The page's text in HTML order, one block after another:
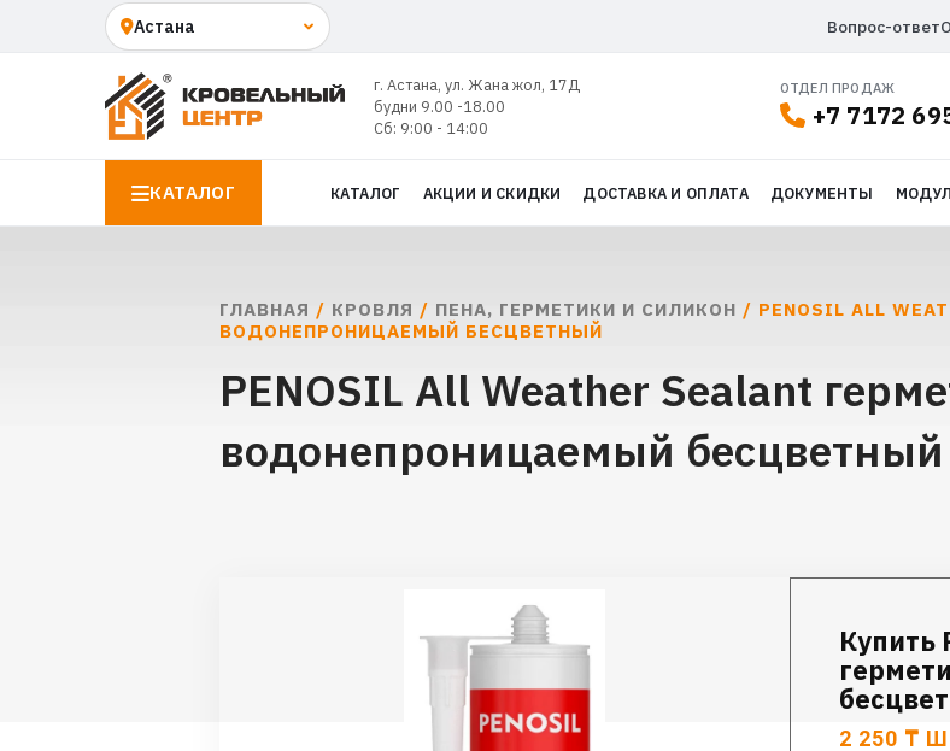
Вопрос-ответ
г. Астана, ул. Жана жол, 17Д
будни 9.00 -18.00
Сб: 9:00 - 14:00
ОТДЕЛ ПРОДАЖ
+7 7172
КАТАЛОГ КАТАЛОГ АКЦИИ И СКИДКИ ДОСТАВКА И ОПЛАТА ДОКУМЕНТЫ
ГЛАВНАЯ / КРОВЛЯ / ПЕНА, ГЕРМЕТИКИ И СИЛИКОН / PENOSIL ALL
ВОДОНЕПРОНИЦАЕМЫЙ БЕСЦВЕТНЫЙ
PENOSIL All Weather Sealant
водонепроницаемый бесцветный
Купить
2 250 ₸